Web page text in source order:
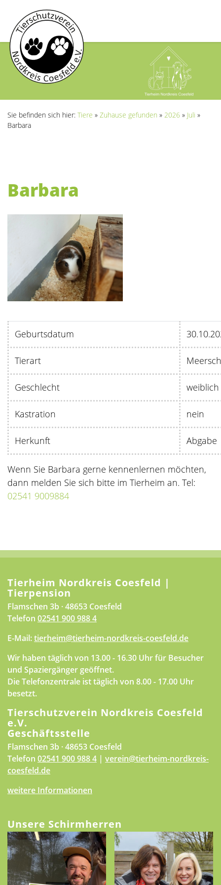
Sie befinden sich hier: Tiere » Zuhause gefunden » 2026 » Juli »
Barbara
Barbara
Geburtsdatum
Tierart
Geschlecht weiblich
Kastration nein
Herkunft Abgabe
Wenn Sie Barbara gerne kennenlernen möchten,
dann melden Sie sich bitte im Tierheim an. Tel:
02541 9009884
Tierheim Nordkreis Coesfeld |
Tierpension
Flamschen 3b · 48653 Coesfeld
Telefon 02541 900 988 4
E-Mail:tierheim@tierheim-nordkreis-coesfeld.de
Wir haben täglich von 13.00 - 16.30 Uhr für Besucher
und Spaziergänger geöffnet.
Die Telefonzentrale ist täglich von 8.00 - 17.00 Uhr
besetzt.
Tierschutzverein Nordkreis Coesfeld
e.V.
Geschäftsstelle
Flamschen 3b · 48653 Coesfeld
Telefon 02541 900 988 4 | verein@tierheim-nordkreis-
coesfeld.de
weitere Informationen
Unsere Schirmherren